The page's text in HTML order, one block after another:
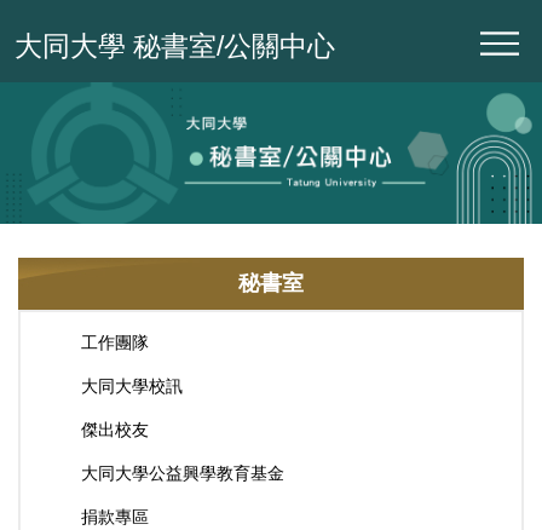
到
大同大學 秘書室/公關中心
秘書室
工作團隊
大同大學校訊
傑出校友
大同大學公益興學教育基金
捐款專區